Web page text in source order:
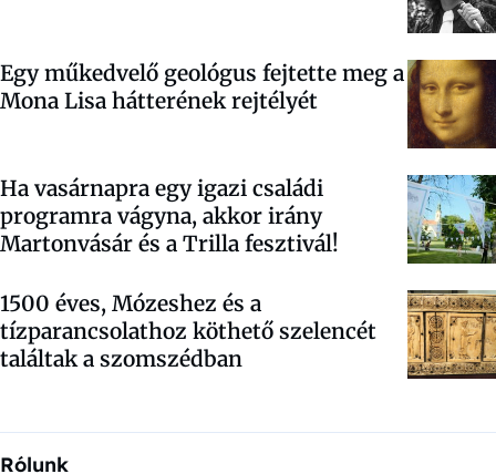
Egy műkedvelő geológus fejtette meg a
Mona Lisa hátterének rejtélyét
Ha vasárnapra egy igazi családi
programra vágyna, akkor irány
Martonvásár és a Trilla fesztivál!
1500 éves, Mózeshez és a
tízparancsolathoz köthető szelencét
találtak a szomszédban
Rólunk